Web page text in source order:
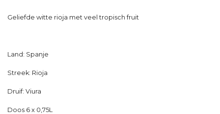
Geliefde witte rioja met veel tropisch fruit
Land: Spanje
Streek: Rioja
Druif: Viura
Doos 6 x 0,75L